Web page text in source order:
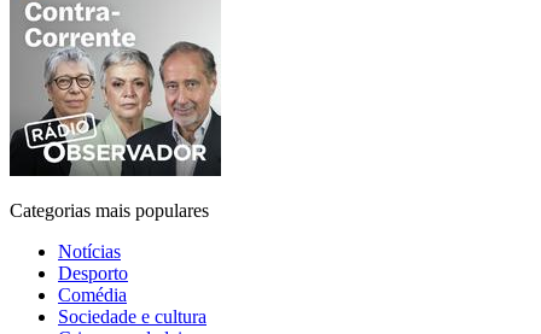
Categorias mais populares
Notícias
Desporto
Comédia
Sociedade e cultura